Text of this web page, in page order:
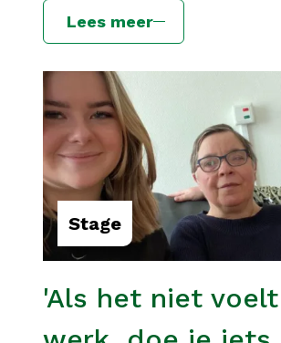
Lees meer
'Als het niet
Stage